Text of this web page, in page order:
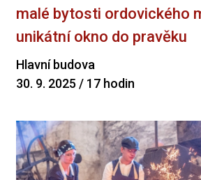
malé bytosti ordovického
unikátní okno do pravěku
Hlavní budova
30. 9. 2025 / 17 hodin